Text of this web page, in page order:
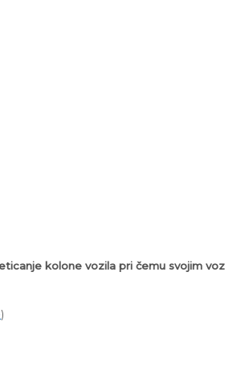
kolone vozila pri čemu svojim
)